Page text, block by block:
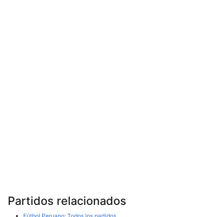
Partidos relacionados